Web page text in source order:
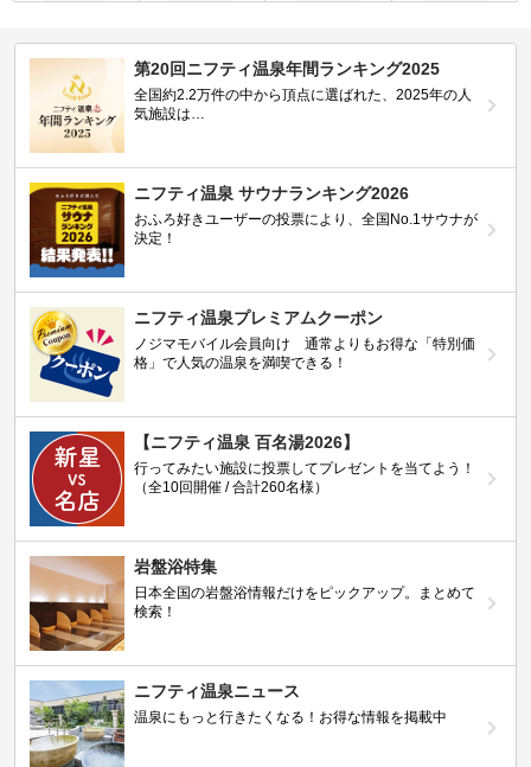
第20回ニフティ温泉年間ランキング2025
全国約2.2万件の中から頂点に選ばれた、2025年の人
気施設は…
ニフティ温泉 サウナランキング2026
おふろ好きユーザーの投票により、全国No.1サウナが
決定！
ニフティ温泉プレミアムクーポン
ノジマモバイル会員向け 通常よりもお得な「特別価
格」で人気の温泉を満喫できる！
【ニフティ温泉 百名湯2026】
行ってみたい施設に投票してプレゼントを当てよう！
（全10回開催 / 合計260名様）
岩盤浴特集
日本全国の岩盤浴情報だけをピックアップ。まとめて
検索！
ニフティ温泉ニュース
温泉にもっと行きたくなる！お得な情報を掲載中